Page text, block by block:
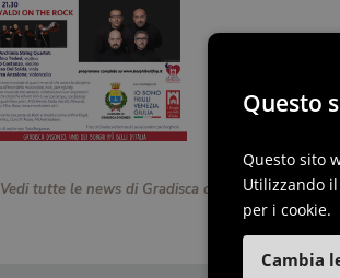
Vedi tutte le news di Gradisca d'Isonzo
Questo
Questo sito
Utilizzando
per i cookie.
Cambia